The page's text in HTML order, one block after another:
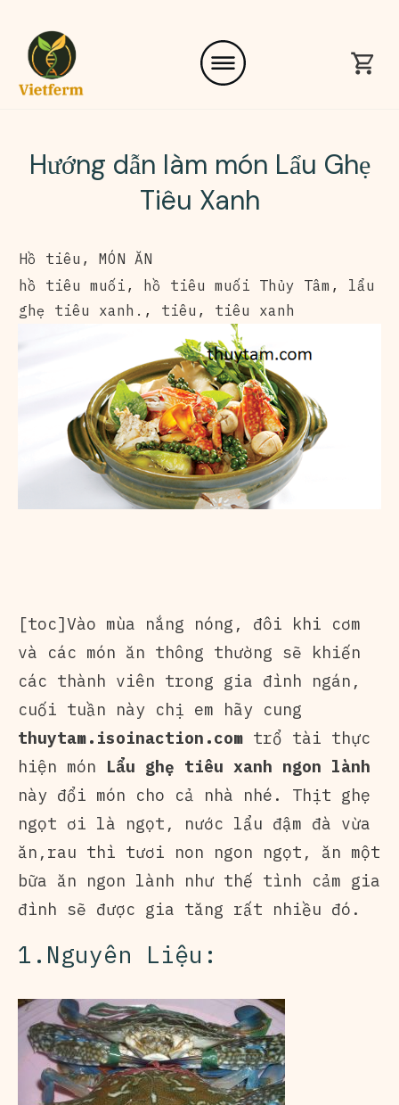
Hướng dẫn làm món Lẩu Ghẹ
Tiêu Xanh
Hồ tiêu , MÓN ĂN
hồ tiêu muối , hồ tiêu muối Thủy Tâm , lẩu
ghẹ tiêu xanh. , tiêu , tiêu xanh
[toc]Vào mùa nắng nóng, đôi khi cơm
và các món ăn thông thường sẽ khiến
các thành viên trong gia đình ngán,
cuối tuần này chị em hãy cung
thuytam.isoinaction.com trổ tài thực
hiện món Lẩu ghẹ tiêu xanh ngon lành
này đổi món cho cả nhà nhé. Thịt ghẹ
ngọt ơi là ngọt, nước lẩu đậm đà vừa
ăn,rau thì tươi non ngon ngọt, ăn một
bữa ăn ngon lành như thế tình cảm gia
đình sẽ được gia tăng rất nhiều đó.
1.Nguyên Liệu: